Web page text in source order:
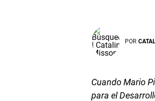
POR
Cuando Mario
para el